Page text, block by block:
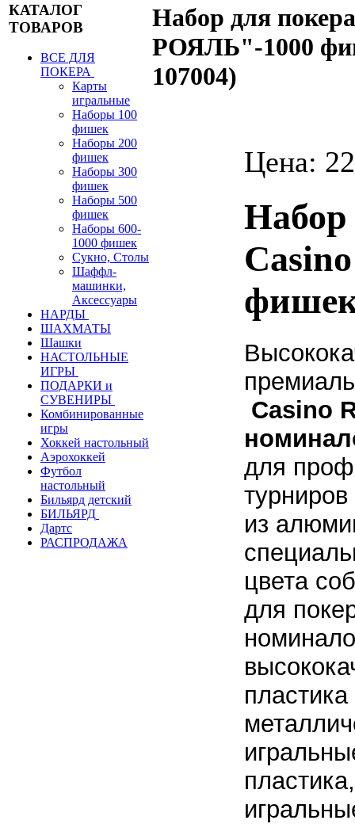
КАТАЛОГ
ТОВАРОВ
ВСЕ ДЛЯ
ПОКЕРА
Карты
игральные
Наборы 100
фишек
Наборы 200
фишек
Наборы 300
фишек
Наборы 500
фишек
Наборы 600-
1000 фишек
Сукно, Столы
Шаффл-
машинки,
Аксессуары
НАРДЫ
ШАХМАТЫ
Шашки
НАСТОЛЬНЫЕ
ИГРЫ
ПОДАРКИ и
СУВЕНИРЫ
Комбинированные
игры
Хоккей настольный
Аэрохоккей
Футбол
настольный
Бильярд детский
БИЛЬЯРД
Дартс
РАСПРОДАЖА
Набор для
РОЯЛЬ"-1000
107004)
Цена:
Набор
Casino
для
из
цвета
для